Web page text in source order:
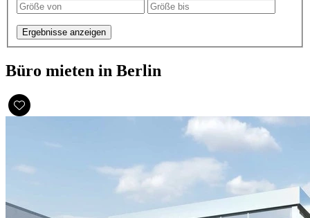
Ergebnisse anzeigen
Büro mieten in Berlin